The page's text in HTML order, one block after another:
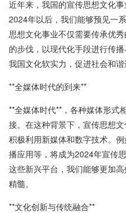
近年来，我国的宣传思想文化
2024年以后，我们能够预见一
思想文化事业不仅需要传承优
的步伐，以现代化手段进行传
我国文化软实力，促进社会和谐
**全媒体时代的到来**
**全媒体时代**，各种媒体形式
接。在这种背景下，宣传思想
积极利用新媒体和数字技术。
播应用等，将成为2024年宣传
这些新兴平台，我们能够更加
精髓。
**文化创新与传统融合**